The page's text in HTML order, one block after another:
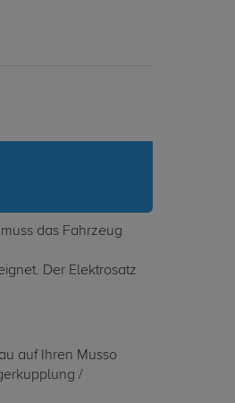
das Fahrzeug
Der Elektrosatz
auf Ihren Musso
/